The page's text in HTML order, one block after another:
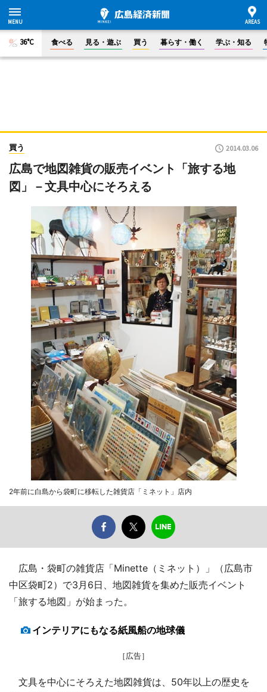
36°C 食べる 見る・遊ぶ 買う 暮らす・働く 学ぶ・知る
買う 2014.03.06
広島で地図雑貨の販売イベント「旅する地
図」－文具中心にそろえる
2年前に白島から袋町に移転した雑貨店「ミネット」店内
広島・袋町の雑貨店「Minette（ミネット）」（広島市
中区袋町2）で3月6日、地図雑貨を集めた販売イベント
「旅する地図」が始まった。
インテリアにもなる紙風船の地球儀
［広告］
文具を中心にそろえた地図雑貨は、50年以上の歴史を